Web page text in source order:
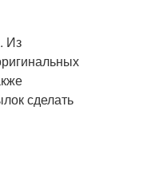
Из
сделать